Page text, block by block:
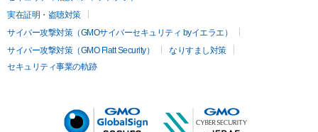
実在証明・盗聴対策
サイバー攻撃対策（GMOサイバーセキュリティ byイエラエ）
サイバー攻撃対策（GMO Flatt Security）
なりすまし対策
セキュリティ事業の軌跡